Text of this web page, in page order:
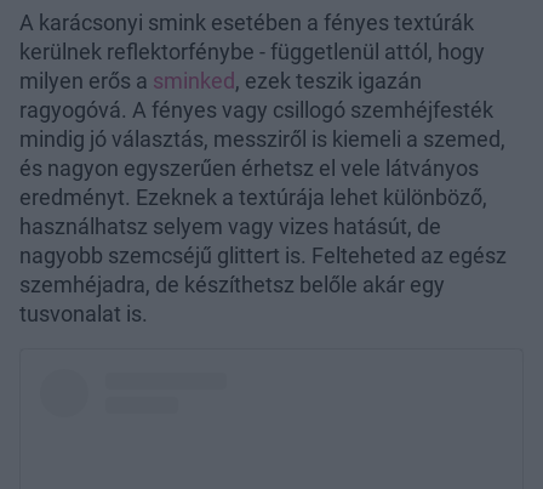
A karácsonyi smink esetében a fényes textúrák
kerülnek reflektorfénybe - függetlenül attól, hogy
milyen erős a sminked, ezek teszik igazán
ragyogóvá. A fényes vagy csillogó szemhéjfesték
mindig jó választás, messziről is kiemeli a szemed,
és nagyon egyszerűen érhetsz el vele látványos
eredményt. Ezeknek a textúrája lehet különböző,
használhatsz selyem vagy vizes hatásút, de
nagyobb szemcséjű glittert is. Felteheted az egész
szemhéjadra, de készíthetsz belőle akár egy
tusvonalat is.